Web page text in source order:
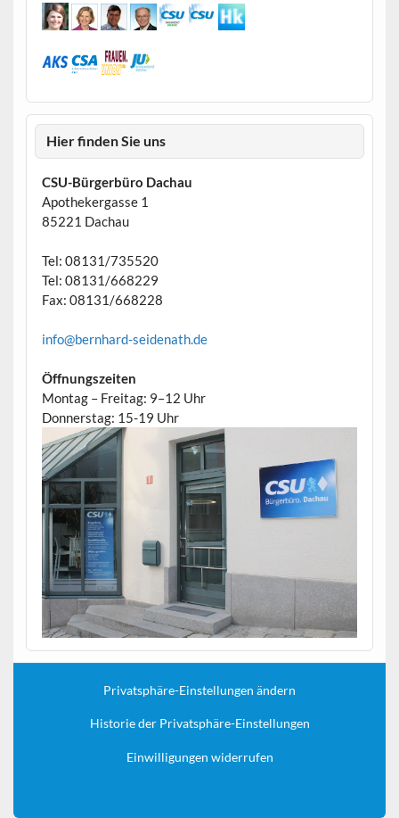
Hier finden Sie uns
CSU-Bürgerbüro Dachau
Apothekergasse 1
85221 Dachau
Tel: 08131/735520
Tel: 08131/668229
Fax: 08131/668228
info@bernhard-seidenath.de
Öffnungszeiten
Montag – Freitag: 9–12 Uhr
Donnerstag: 15-19 Uhr
Privatsphäre-Einstellungen ändern
Historie der Privatsphäre-Einstellungen
Einwilligungen widerrufen